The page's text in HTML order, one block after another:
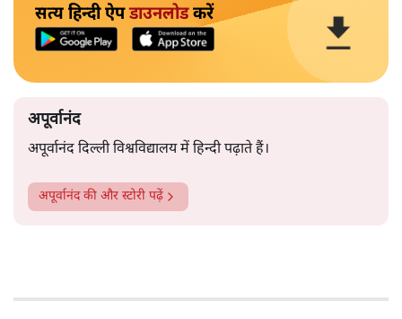
सत्य हिन्दी ऐपडाउनलोडकरें
अपूर्वानंद
अपूर्वानंद दिल्ली विश्वविद्यालय में हिन्दी पढ़ाते हैं।
अपूर्वानंदकी और स्टोरी पढ़ें